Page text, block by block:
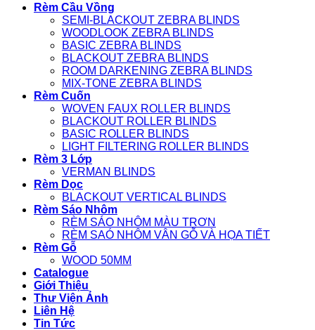
Rèm Cầu Vồng
SEMI-BLACKOUT ZEBRA BLINDS
WOODLOOK ZEBRA BLINDS
BASIC ZEBRA BLINDS
BLACKOUT ZEBRA BLINDS
ROOM DARKENING ZEBRA BLINDS
MIX-TONE ZEBRA BLINDS
Rèm Cuốn
WOVEN FAUX ROLLER BLINDS
BLACKOUT ROLLER BLINDS
BASIC ROLLER BLINDS
LIGHT FILTERING ROLLER BLINDS
Rèm 3 Lớp
VERMAN BLINDS
Rèm Dọc
BLACKOUT VERTICAL BLINDS
Rèm Sáo Nhôm
RÈM SÁO NHÔM MÀU TRƠN
RÈM SAÓ NHÔM VÂN GỖ VÀ HỌA TIẾT
Rèm Gỗ
WOOD 50MM
Catalogue
Giới Thiệu
Thư Viện Ảnh
Liên Hệ
Tin Tức